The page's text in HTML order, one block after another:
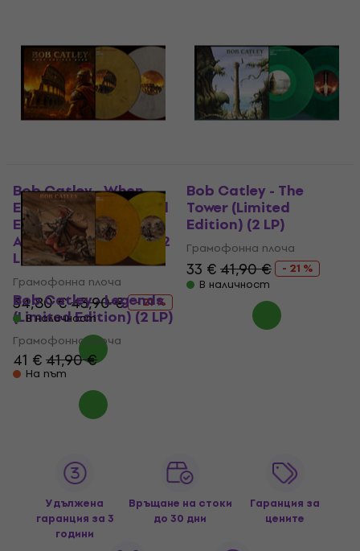
Bob Catley - When
Empires Burn (Limited
Edition) (Savanah &
Ash Grey Coloured) (2
LP)
Грамофонна плоча
34,80 €43,90 €
- 21 %
В наличност
Bob Catley - The
Tower (Limited
Edition) (2 LP)
Грамофонна плоча
33 €41,90 €
- 21 %
В наличност
Bob Catley - Legends
(Limited Edition) (2 LP)
Грамофонна плоча
41 €41,90 €
На път
Удължена
гаранция за 3
години
Връщане на стоки
до 30 дни
Гаранция за
цените